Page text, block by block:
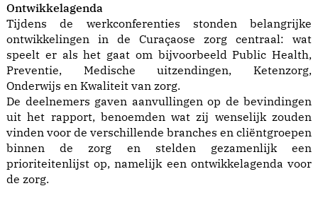
Ontwikkelagenda
Tijdens de werkconferenties stonden belangrijke
ontwikkelingen in de Curaçaose zorg centraal: wat
speelt er als het gaat om bijvoorbeeld Public Health,
Preventie, Medische uitzendingen, Ketenzorg,
Onderwijs en Kwaliteit van zorg.
De deelnemers gaven aanvullingen op de bevindingen
uit het rapport, benoemden wat zij wenselijk zouden
vinden voor de verschillende branches en cliëntgroepen
binnen de zorg en stelden gezamenlijk een
prioriteitenlijst op, namelijk een ontwikkelagenda voor
de zorg.